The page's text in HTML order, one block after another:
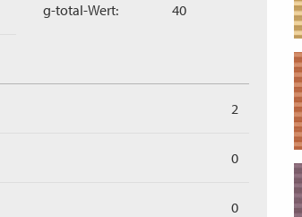
g-total-Wert: 40
2
0
0